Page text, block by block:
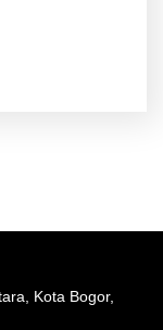
Kota Bogor,